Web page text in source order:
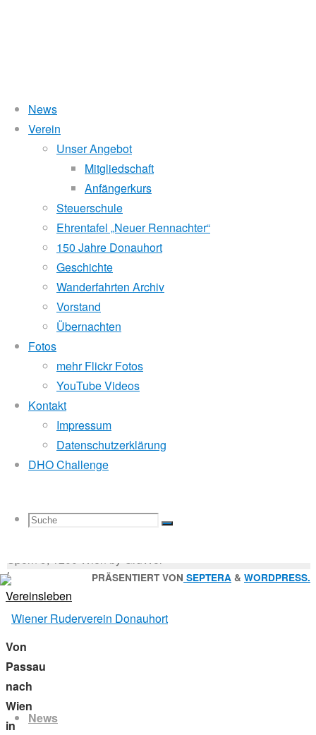
News
Verein
Unser Angebot
Mitgliedschaft
Anfängerkurs
Steuerschule
Ehrentafel „Neuer Rennachter“
150 Jahre Donauhort
Geschichte
Wanderfahrten Archiv
Vorstand
Übernachten
Fotos
mehr Flickr Fotos
YouTube Videos
Kontakt
Impressum
Datenschutzerklärung
DHO Challenge
Suche
Suchen
nach:
Suche
Zum
Inhalt
springenNews
Donauhort
Pirat
Cyclassics
2023
2023
2023
/
Vereinsleben
Von
Passau
nach
Wien
in
Wasserstand Donau
Liegt der Wasserstand in Korneuburg (KORN)
beim Donauhort nicht gerudert.
Pegelstände (DoRIS)
Seichtstellen
Schleusenstatus
Windfinder Kuchelauer Hafen
Mitglied der
Godfrey Donauhort Club Kit
Sternfahrten Archiv
Ruderlinks-
Impressum-
nach:
Sporn 9, 1200 Wien by GruWol
PRÄSENTIERT VON SEPTERA & WORDPRESS.
Zurück
nach
oben